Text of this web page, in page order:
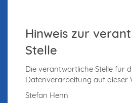
Hinweis zur
Stelle
Die verantwortliche Stelle für
Datenverarbeitung auf dieser
Stefan Henn